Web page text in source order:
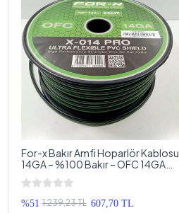
For-x Bakır Amfi Hoparlör Kablosu
14GA – %100 Bakır – OFC 14GA
Anfi Bass Kablosu – 5 Metre
%51 1.239,23 TL 607,70 TL